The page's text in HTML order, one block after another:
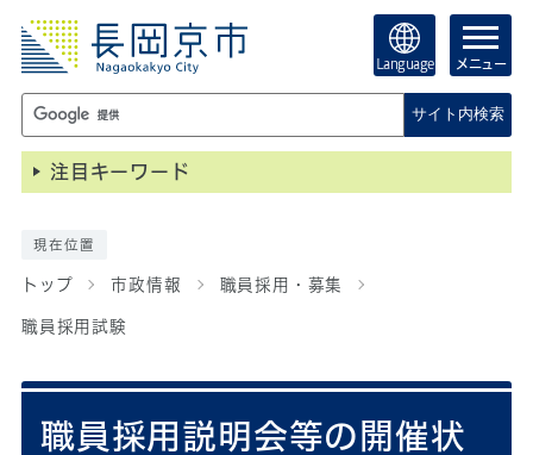
Language メニュー
サイト内検索
注目キーワード
現在位置
トップ 市政情報 職員採用・募集
職員採用試験
職員採用説明会等の開催状